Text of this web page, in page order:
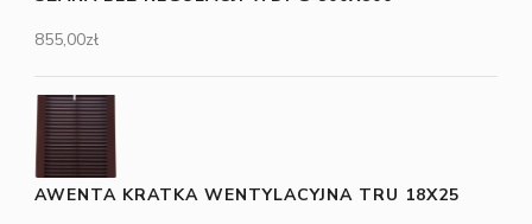
855,00zł
AWENTA KRATKA WENTYLACYJNA TRU 18X25